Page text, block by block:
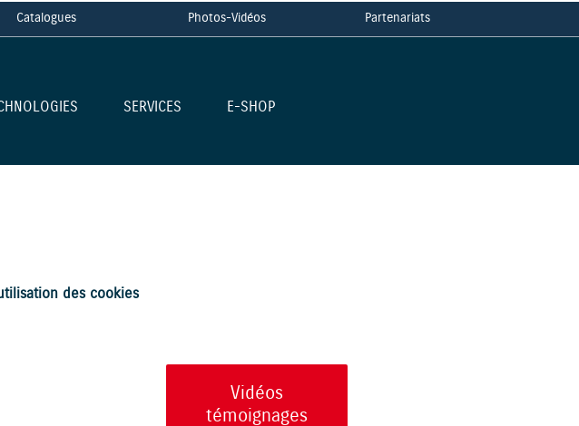
Catalogues Photos-Vidéos Partenariats
SERVICES E-SHOP
des cookies
Vidéos
témoignages